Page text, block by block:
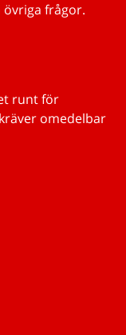
övriga frågor.
runt för
omedelbar